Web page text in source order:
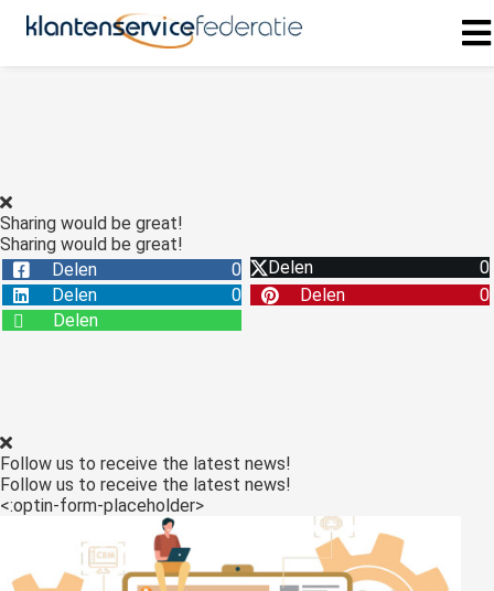
Sharing would be great!
Sharing would be great!
Delen
0 Delen
0
Delen
0 Delen
0
Delen
Follow us to receive the latest news!
Follow us to receive the latest news!
<:optin-form-placeholder>
zijn
deze
kan de